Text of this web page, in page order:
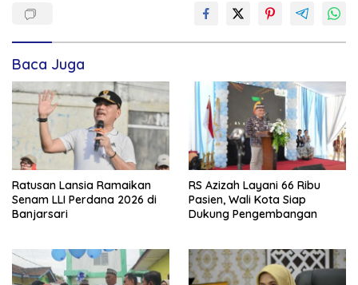
Baca Juga
Ratusan Lansia Ramaikan
Senam LLI Perdana 2026 di
Banjarsari
RS Azizah Layani 66 Ribu
Pasien, Wali Kota Siap
Dukung Pengembangan